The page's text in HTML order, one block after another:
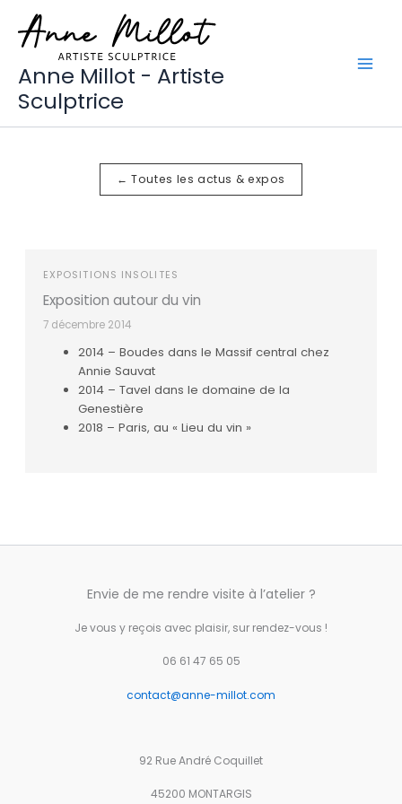
contenu
Anne Millot - Artiste
Sculptrice
← Toutes les actus & expos
EXPOSITIONS INSOLITES
Exposition autour du vin
7 décembre 2014
2014 – Boudes dans le Massif central chez
Annie Sauvat
2014 – Tavel dans le domaine de la
Genestière
2018 – Paris, au « Lieu du vin »
Envie de me rendre visite à l’atelier ?
Je vous y reçois avec plaisir, sur rendez-vous !
06 61 47 65 05
contact@anne-millot.com
92 Rue André Coquillet
45200 MONTARGIS